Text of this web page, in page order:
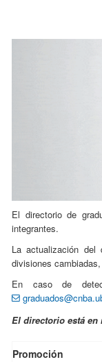
El directorio de
integrantes.
La actualización del
divisiones
En caso de
El directorio está en
Promoción